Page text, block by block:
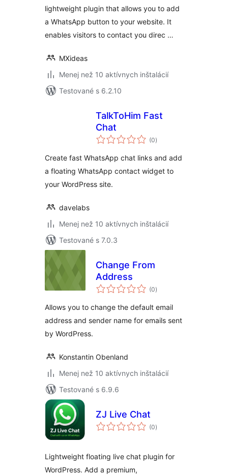
lightweight plugin that allows you to add
a WhatsApp button to your website. It
enables visitors to contact you direc …
MXideas
Menej než 10 aktívnych inštalácií
Testované s 6.2.10
TalkToHim Fast
Chat
(0celkové
hodnotenie
)
Create fast WhatsApp chat links and add
a floating WhatsApp contact widget to
your WordPress site.
davelabs
Menej než 10 aktívnych inštalácií
Testované s 7.0.3
Change From
Address
(0celkové
hodnotenie
)
Allows you to change the default email
address and sender name for emails sent
by WordPress.
Konstantin Obenland
Menej než 10 aktívnych inštalácií
Testované s 6.9.6
ZJ Live Chat
(0celkové
hodnotenie
)
Lightweight floating live chat plugin for
WordPress. Add a premium,